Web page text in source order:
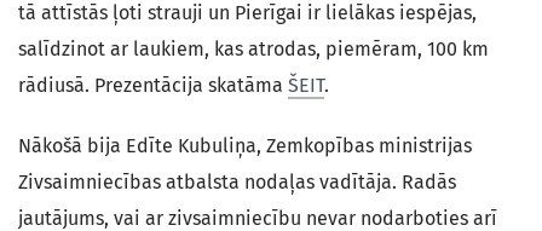
tā attīstās ļoti strauji un Pierīgai ir lielākas iespējas,
salīdzinot ar laukiem, kas atrodas, piemēram, 100 km
rādiusā. Prezentācija skatāma ŠEIT.
Nākošā bija Edīte Kubuliņa, Zemkopības ministrijas
Zivsaimniecības atbalsta nodaļas vadītāja. Radās
jautājums, vai ar zivsaimniecību nevar nodarboties arī